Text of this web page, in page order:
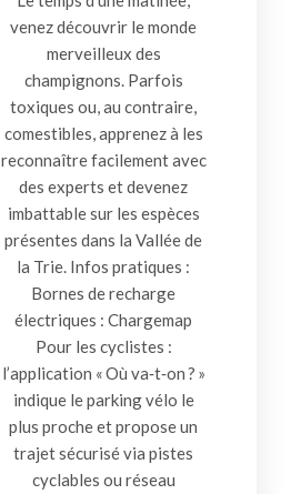
venez découvrir le monde
merveilleux des
champignons. Parfois
toxiques ou, au contraire,
comestibles, apprenez à les
reconnaître facilement avec
des experts et devenez
imbattable sur les espèces
présentes dans la Vallée de
la Trie. Infos pratiques :
Bornes de recharge
électriques : Chargemap
Pour les cyclistes :
l’application « Où va‑t‑on ? »
indique le parking vélo le
plus proche et propose un
trajet sécurisé via pistes
cyclables ou réseau